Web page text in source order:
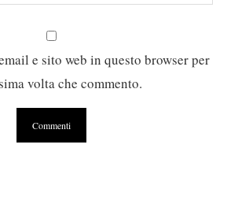
e sito web in questo browser per
volta che commento.